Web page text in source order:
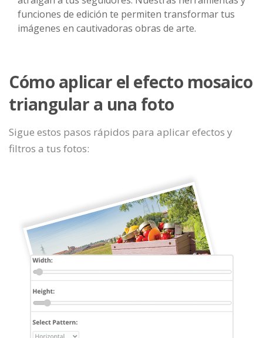
funciones de edición te permiten transformar tus
imágenes en cautivadoras obras de arte.
Cómo aplicar el efecto mosaico
triangular a una foto
Sigue estos pasos rápidos para aplicar efectos y
filtros a tus fotos: